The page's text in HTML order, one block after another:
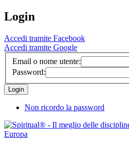
Login
Accedi tramite Facebook
Accedi tramite Google
Email o nome utente:
Password:
Non ricordo la password